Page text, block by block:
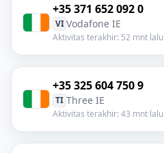
+35 371 652 092 0
VI Vodafone IE
Aktivitas terakhir: 52 mnt lalu
+35 325 604 750 9
TI Three IE
Aktivitas terakhir: 43 mnt lalu